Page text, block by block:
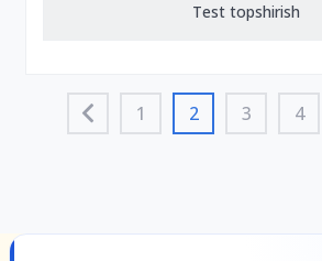
Test topshirish
1 2 3 4